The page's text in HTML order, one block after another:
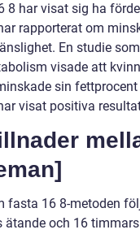
8 har visat sig ha
rapporterat om
En studie
visade att
sin
visat positiva
fasta 16 8-metoden
ätande och 16